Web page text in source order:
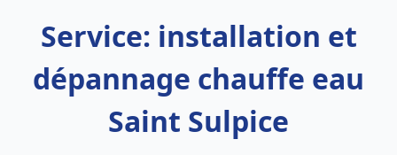
Service: installation et
dépannage chauffe eau
Saint Sulpice